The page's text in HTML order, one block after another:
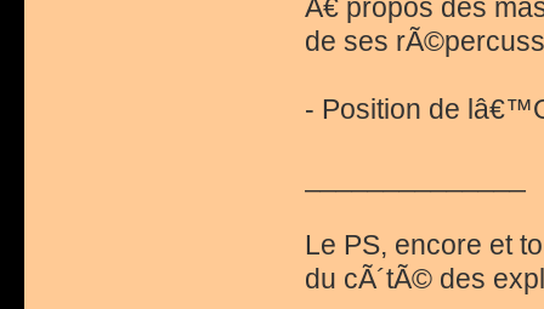
Ã€ propos des
de ses
- Position de
Le PS, encore et
du cÃ´tÃ© des